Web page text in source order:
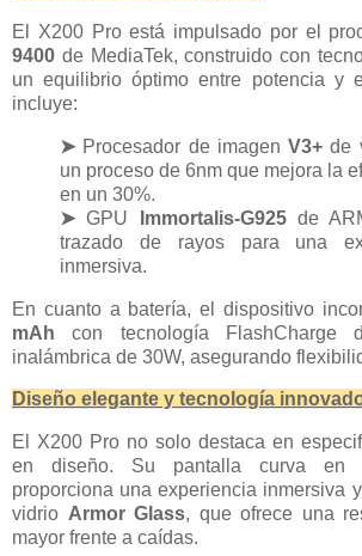
El X200 Pro está impulsado por el
9400 de MediaTek, construido con
un equilibrio óptimo entre potencia y
incluye:
➤ Procesador de imagen V3+ de
un proceso de 6nm que mejora la
en un 30%.
➤GPU Immortalis-G925de
trazado de rayos para una
inmersiva.
En cuanto a batería, el dispositivo
mAh con tecnología
inalámbrica de 30W, asegurando
Diseño elegante y tecnología
El X200 Pro no solo destaca en
en diseño. Su pantalla curva en
proporciona una experiencia inmersiva
vidrio Armor Glass, que ofrece una
mayor frente a caídas.